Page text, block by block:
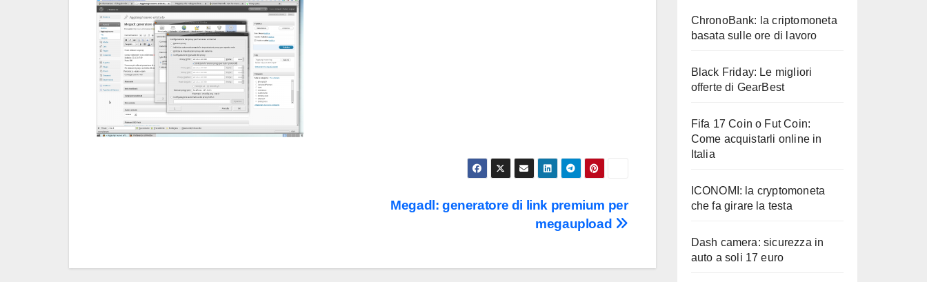
Megadl: generatore di link premium per
megaupload
ChronoBank: la criptomoneta
basata sulle ore di lavoro
Black Friday: Le migliori
offerte di GearBest
Fifa 17 Coin o Fut Coin:
Come acquistarli online in
Italia
ICONOMI: la cryptomoneta
che fa girare la testa
Dash camera: sicurezza in
auto a soli 17 euro